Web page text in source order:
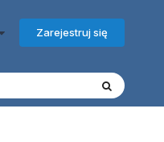
Zarejestruj się